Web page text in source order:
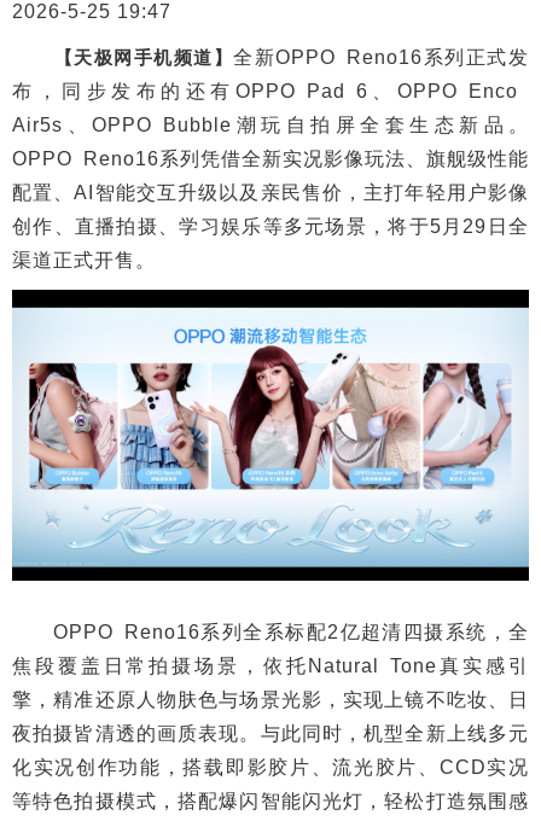
2026-5-25 19:47
【天极网手机频道】全新OPPO Reno16系列正式发
布，同步发布的还有OPPO Pad 6、OPPO Enco
Air5s、OPPO Bubble潮玩自拍屏全套生态新品。
OPPO Reno16系列凭借全新实况影像玩法、旗舰级性能
配置、AI智能交互升级以及亲民售价，主打年轻用户影像
创作、直播拍摄、学习娱乐等多元场景，将于5月29日全
渠道正式开售。
OPPO Reno16系列全系标配2亿超清四摄系统，全
焦段覆盖日常拍摄场景，依托Natural Tone真实感引
擎，精准还原人物肤色与场景光影，实现上镜不吃妆、日
夜拍摄皆清透的画质表现。与此同时，机型全新上线多元
化实况创作功能，搭载即影胶片、流光胶片、CCD实况
等特色拍摄模式，搭配爆闪智能闪光灯，轻松打造氛围感